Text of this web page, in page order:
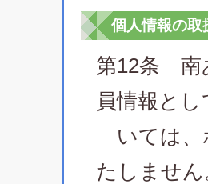
個人情報の取
第12条 南
員情報と
いては、
たしませ